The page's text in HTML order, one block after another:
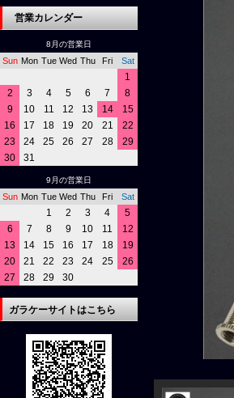
営業カレンダー
8月の営業日
Sun Mon Tue Wed Thu Fri Sat
1
2
3 4 5 6 7
8
9
10 11 12 13 14
15
16
17 18 19 20 21
22
23
24 25 26 27 28
29
30
31
9月の営業日
Sun Mon Tue Wed Thu Fri Sat
1 2 3 4
5
6
7 8 9 10 11
12
13
14 15 16 17 18
19
20
21 22 23 24 25
26
27
28 29 30
ガラケーサイトはこちら